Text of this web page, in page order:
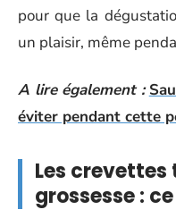
pour que la
un plaisir, même
A lire également :
éviter pendant cette
Les
grossesse :